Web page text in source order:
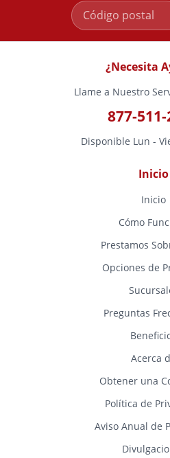
¿Necesita
Llame a Nuestro
877-
Disponible Lun -
Inicio
Inicio
Cómo
Prestamos
Opciones de
Preguntas
Acerca
Obtener una
Política de
Aviso Anual de